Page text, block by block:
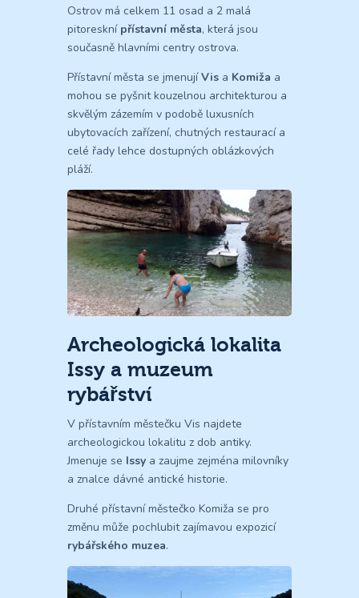
Ostrov má celkem 11 osad a 2 malá
pitoreskní přístavní města, která jsou
současně hlavními centry ostrova.
Přístavní města se jmenujíVis a Komiža a
mohou se pyšnit kouzelnou architekturou a
skvělým zázemím v podobě luxusních
ubytovacích zařízení, chutných restaurací a
celé řady lehce dostupných oblázkových
pláží.
Archeologická lokalita
Issy a muzeum
rybářství
V přístavním městečku Vis najdete
archeologickou lokalitu z dob antiky.
Jmenuje se Issy a zaujme zejména milovníky
a znalce dávné antické historie.
Druhé přístavní městečko Komiža se pro
změnu může pochlubit zajímavou expozicí
rybářského muzea.